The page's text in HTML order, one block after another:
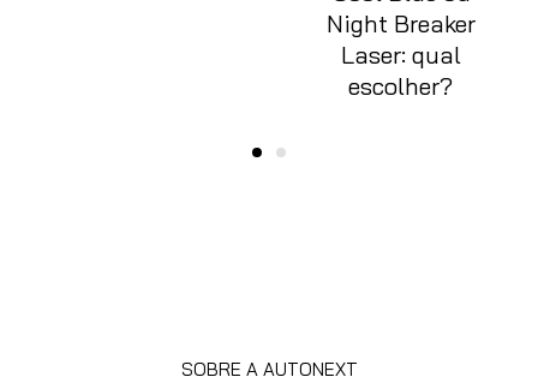
Night Breaker
Laser: qual
escolher?
SOBRE A AUTONEXT